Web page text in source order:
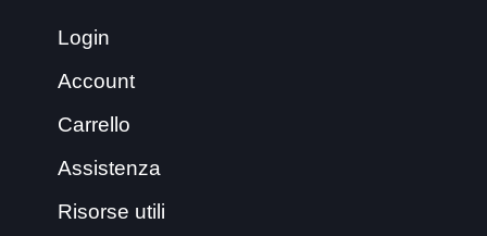
Login
Account
Carrello
Assistenza
Risorse utili